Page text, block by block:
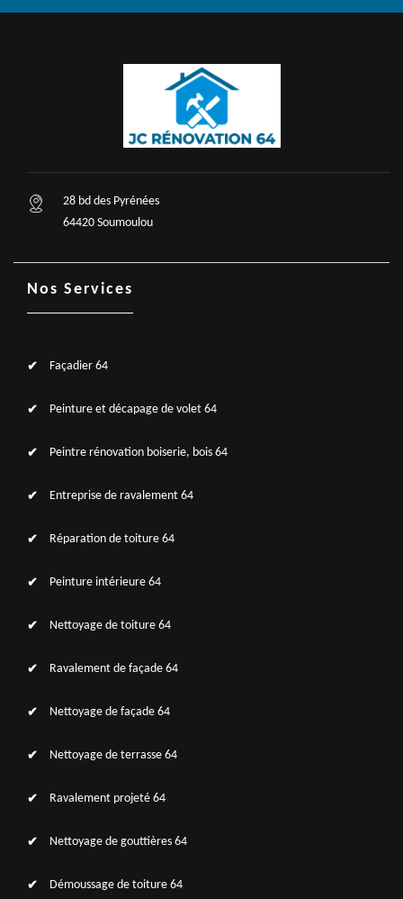
28 bd des Pyrénées
64420 Soumoulou
Nos Services
Façadier 64
Peinture et décapage de volet 64
Peintre rénovation boiserie, bois 64
Entreprise de ravalement 64
Réparation de toiture 64
Peinture intérieure 64
Nettoyage de toiture 64
Ravalement de façade 64
Nettoyage de façade 64
Nettoyage de terrasse 64
Ravalement projeté 64
Nettoyage de gouttières 64
Démoussage de toiture 64